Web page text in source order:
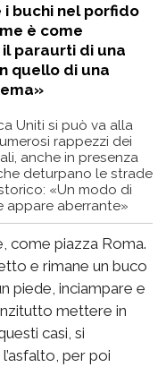
i buchi nel porfido
è come
paraurti di una
quello di una
Uniti si può va alla
rappezzi dei
anche in presenza
deturpano le strade
«Un modo di
appare aberrante»
come piazza Roma.
e rimane un buco
piede, inciampare e
mettere in
casi, si
per poi